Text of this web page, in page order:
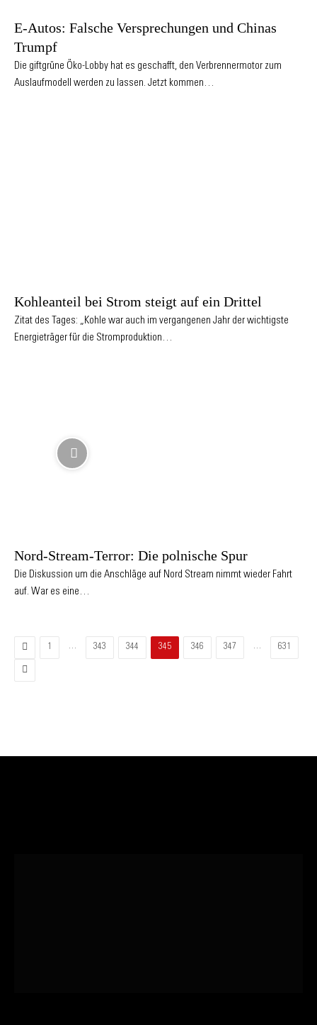
E-Autos: Falsche Versprechungen und Chinas
Trumpf
Die giftgrüne Öko-Lobby hat es geschafft, den Verbrennermotor zum
Auslaufmodell werden zu lassen. Jetzt kommen…
Kohleanteil bei Strom steigt auf ein Drittel
Zitat des Tages: „Kohle war auch im vergangenen Jahr der wichtigste
Energieträger für die Stromproduktion…
Nord-Stream-Terror: Die polnische Spur
Die Diskussion um die Anschläge auf Nord Stream nimmt wieder Fahrt
auf. War es eine…
Zurück1 … 343 344 345 346 347 … 631
Vor